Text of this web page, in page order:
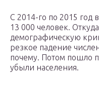
С 2014-го по 2015 год
13 000 человек.
демографическую
резкое падение
почему. Потом пошло
убыли населения.